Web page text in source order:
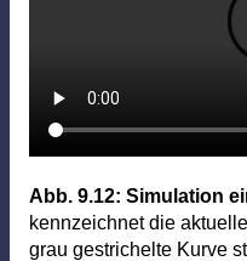
Errata
Abb. 9.12: Simulation
kennzeichnet die
grau gestrichelte Kurve